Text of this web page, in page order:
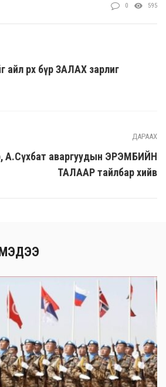
0 595
айл өрх бүр ЗАЛАХ зарлиг
ДАРААХ
А.Сүхбат аваргуудын ЭРЭМБИЙН
ТАЛААР тайлбар хийв